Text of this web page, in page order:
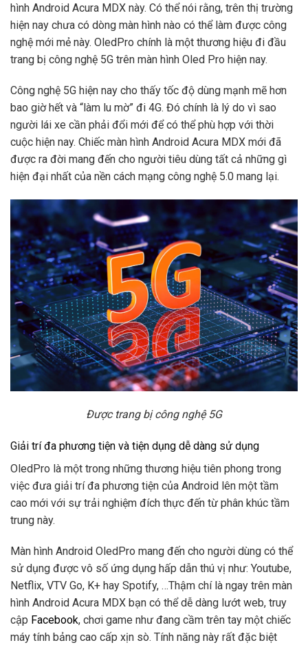
hình Android Acura MDX này. Có thể nói rằng, trên thị trường
hiện nay chưa có dòng màn hình nào có thể làm được công
nghệ mới mẻ này. OledPro chính là một thương hiệu đi đầu
trang bị công nghệ 5G trên màn hình Oled Pro hiện nay.
Công nghệ 5G hiện nay cho thấy tốc độ dùng mạnh mẽ hơn
bao giờ hết và “làm lu mờ” đi 4G. Đó chính là lý do vì sao
người lái xe cần phải đổi mới để có thể phù hợp với thời
cuộc hiện nay. Chiếc màn hình Android Acura MDX mới đã
được ra đời mang đến cho người tiêu dùng tất cả những gì
hiện đại nhất của nền cách mạng công nghệ 5.0 mang lại.
Được trang bị công nghệ 5G
Giải trí đa phương tiện và tiện dụng dễ dàng sử dụng
OledPro là một trong những thương hiệu tiên phong trong
việc đưa giải trí đa phương tiện của Android lên một tầm
cao mới với sự trải nghiệm đích thực đến từ phân khúc tầm
trung này.
Màn hình Android OledPro mang đến cho người dùng có thể
sử dụng được vô số ứng dụng hấp dẫn thú vị như: Youtube,
Netflix, VTV Go, K+ hay Spotify, …Thậm chí là ngay trên màn
hình Android Acura MDX bạn có thể dễ dàng lướt web, truy
cập Facebook, chơi game như đang cầm trên tay một chiếc
máy tính bảng cao cấp xịn sò. Tính năng này rất đặc biệt